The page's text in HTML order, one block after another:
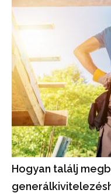
Hogyan találj